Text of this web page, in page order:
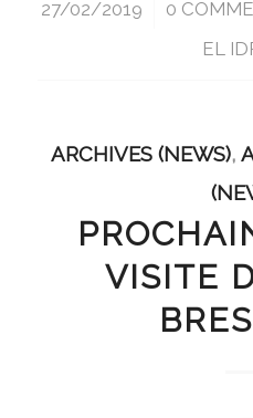
27/02/2019
/ 0
EL
ARCHIVES (NEWS),
VISITE